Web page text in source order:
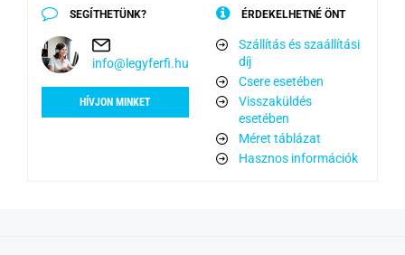
SEGÍTHETÜNK?
info@legyferfi.hu
HÍVJON MINKET
ÉRDEKELHETNÉ ÖNT
Szállítás és szaállítási
díj
Csere esetében
Visszaküldés
esetében
Méret táblázat
Hasznos információk